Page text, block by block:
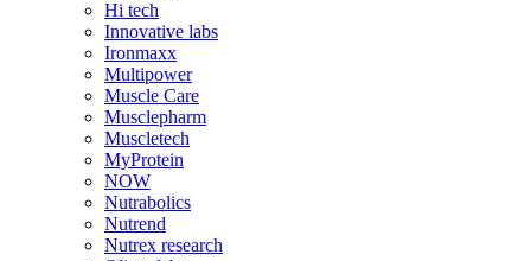
Hi tech
Innovative labs
Ironmaxx
Multipower
Muscle Care
Musclepharm
Muscletech
MyProtein
NOW
Nutrabolics
Nutrend
Nutrex research